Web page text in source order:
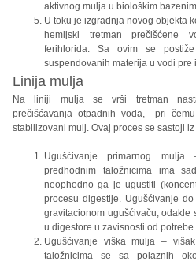
aktivnog mulja u biološkim
U toku je izgradnja novog objekta
hemijski tretman prečišćene
ferihlorida. Sa ovim se
suspendovanih materija u vodi pre
Linija mulja
Na liniji mulja se vrši tretman
prečišćavanja otpadnih voda, pri
stabilizovani mulj. Ovaj proces se sastoji
Ugušćivanje primarnog
predhodnim taložnicima ima
neophodno ga je ugustiti
procesu digestije. Ugušćivanje
gravitacionom ugušćivaču, odakle
u digestore u zavisnosti od potrebe.
Ugušćivanje viška mulja –
taložnicima se sa polaznih